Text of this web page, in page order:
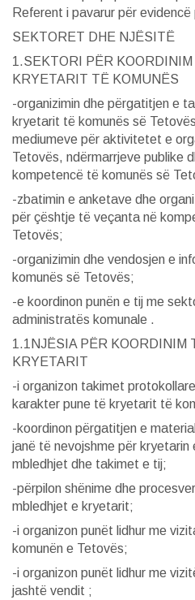
Referent i pavarur për evidencë
SEKTORET DHE NJËSITË
1.SEKTORI PËR
KRYETARIT TË KOMUNËS
-organizimin dhe përgatitjen e
kryetarit të komunës së
mediumeve për aktivitetet e
Tetovës, ndërmarrjeve publike
kompetencë të komunës së
-zbatimin e anketave dhe
për çështje të veçanta në
Tetovës;
-organizimin dhe vendosjen e
komunës së Tetovës;
-e koordinon punën e tij me
administratës komunale .
1.1NJËSIA PËR KOORDINIM
KRYETARIT
-i organizon takimet
karakter pune të kryetarit të
-koordinon përgatitjen e
janë të nevojshme për kryetarin
mbledhjet dhe takimet e tij;
-përpilon shënime dhe
mbledhjet e kryetarit;
-i organizon punët lidhur me
komunën e Tetovës;
-i organizon punët lidhur me
jashtë vendit ;